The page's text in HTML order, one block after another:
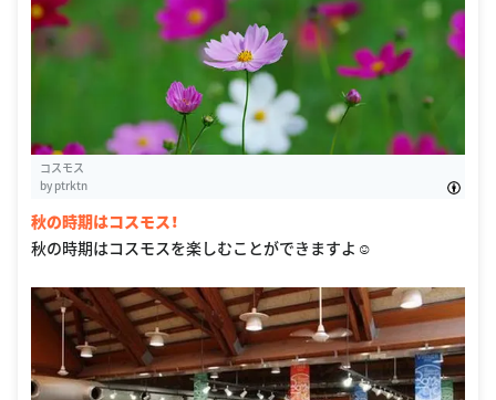
コスモス
by ptrktn
秋の時期はコスモス！
秋の時期はコスモスを楽しむことができますよ☺